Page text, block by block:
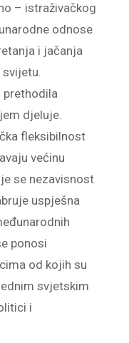
– istraživačkog
odnose
i jačanja
svijetu.
prethodila
djeluje.
fleksibilnost
većinu
se nezavisnost
uspješna
ponosi
od kojih su
svjetskim
i